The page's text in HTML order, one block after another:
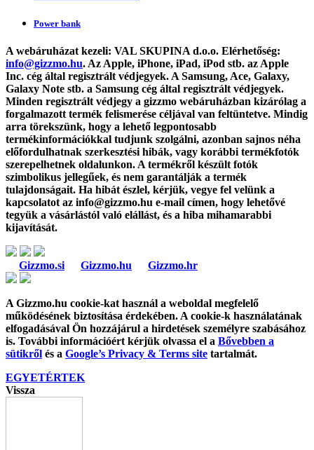
Power bank
A webáruházat kezeli: VAL SKUPINA d.o.o. Elérhetőség:
info@gizzmo.hu. Az Apple, iPhone, iPad, iPod stb. az Apple
Inc. cég által regisztrált védjegyek. A Samsung, Ace, Galaxy,
Galaxy Note stb. a Samsung cég által regisztrált védjegyek.
Minden regisztrált védjegy a gizzmo webáruházban kizárólag a
forgalmazott termék felismerése céljával van feltüntetve. Mindig
arra törekszünk, hogy a lehető legpontosabb
termékinformációkkal tudjunk szolgálni, azonban sajnos néha
előfordulhatnak szerkesztési hibák, vagy korábbi termékfotók
szerepelhetnek oldalunkon. A termékről készült fotók
szimbolikus jellegűek, és nem garantálják a termék
tulajdonságait. Ha hibát észlel, kérjük, vegye fel velünk a
kapcsolatot az info@gizzmo.hu e-mail címen, hogy lehetővé
tegyük a vásárlástól való elállást, és a hiba mihamarabbi
kijavítását.
Gizzmo.si Gizzmo.hu Gizzmo.hr
A Gizzmo.hu cookie-kat használ a weboldal megfelelő
működésének biztosítása érdekében. A cookie-k használatának
elfogadásával Ön hozzájárul a hirdetések személyre szabásához
is. További információért kérjük olvassa el a Bővebben a
sütikről és a Google’s Privacy & Terms site tartalmát.
EGYETÉRTEK
Vissza